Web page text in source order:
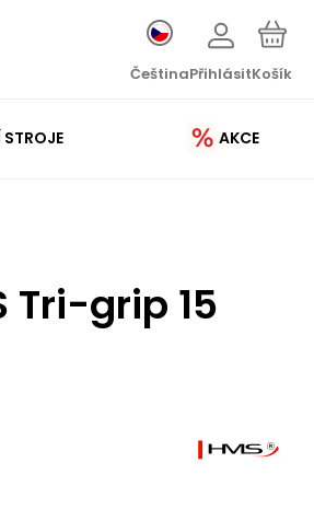
ČeštinaPřihlásitKošík
AKCE
Tri-grip 15